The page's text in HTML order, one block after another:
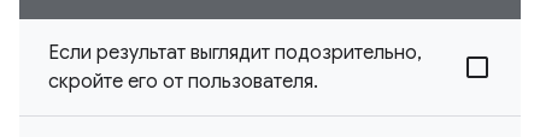
Если результат выглядит подозрительно,
скройте его от пользователя.